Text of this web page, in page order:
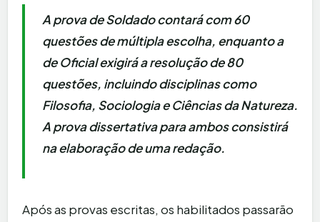
A prova de Soldado contará com 60
questões de múltipla escolha, enquanto a
de Oficial exigirá a resolução de 80
questões, incluindo disciplinas como
Filosofia, Sociologia e Ciências da Natureza.
A prova dissertativa para ambos consistirá
na elaboração de uma redação.
Após as provas escritas, os habilitados passarão